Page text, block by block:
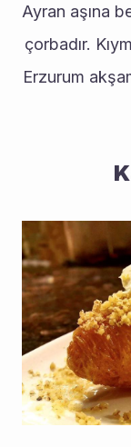
Ayran aşına
çorbadır.
Erzurum